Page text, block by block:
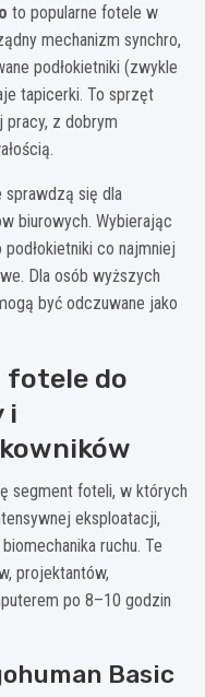
to popularne fotele w
mechanizm synchro,
podłokietniki (zwykle
tapicerki. To sprzęt
z dobrym
się dla
biurowych. Wybierając
co najmniej
Dla osób wyższych
być odczuwane jako
fotele do
i
segment foteli, w których
eksploatacji,
ruchu. Te
projektantów,
po 8–10 godzin
Basic